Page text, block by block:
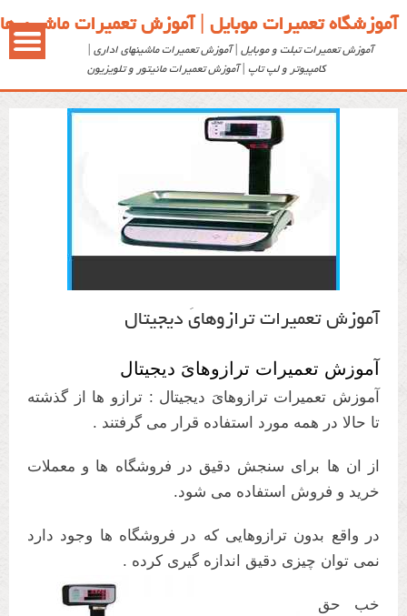
آموزشگاه تعمیرات موبایل | آموزش تعمیرات ماشین
آموزش تعمیرات تبلت و موبایل | آموزش تعمیرات ماشینهای اداری |
کامپیوتر و لپ تاپ | آموزش تعمیرات مانیتور و تلویزیون
آموزش تعمیر برد ترازوی دیجیتال
آموزش تعمیرات ترازوهایَ دیجیتال
آموزش تعمیرات ترازوهایَ دیجیتال
آموزش تعمیرات ترازوهایَ دیجیتال : ترازو ها از گذشته
تا حالا در همه مورد استفاده قرار می گرفتند .
از ان ها برای سنجش دقیق در فروشگاه ها و معملات
خرید و فروش استفاده می شود.
در واقع بدون ترازوهایی که در فروشگاه ها وجود دارد
نمی توان چیزی دقیق اندازه گیری کرده .
خب حق